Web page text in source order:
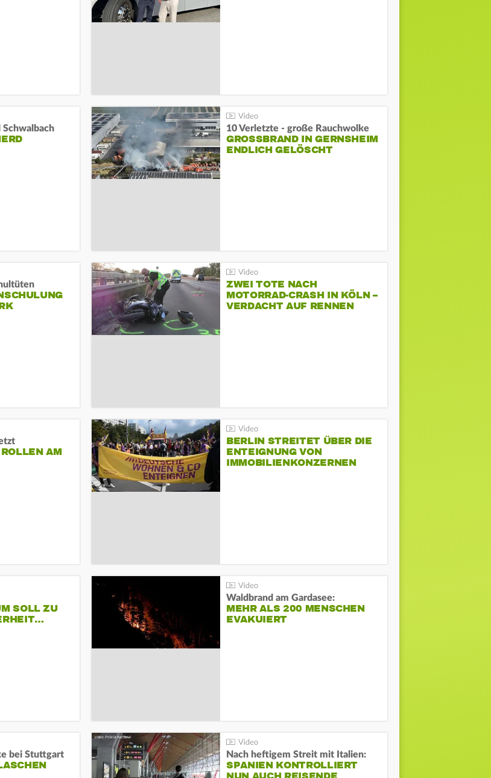
Schwalbach 10 Verletzte - große Rauchwolke
GROSSBRAND IN GERNSHEIM E
NDLICH GELÖSCHT
ZWEI TOTE NACH
MOTORRAD-CRASH IN KÖLN –
VERDACHT AUF RENNEN
AM
BERLIN STREITET ÜBER DIE
ENTEIGNUNG VON
IMMOBILIENKONZERNEN
SOLL ZU
Waldbrand am Gardasee:
MEHR ALS 200 MENSCHEN
EVAKUIERT
bei Stuttgart Nach heftigem Streit mit Italien:
SPANIEN KONTROLLIERT